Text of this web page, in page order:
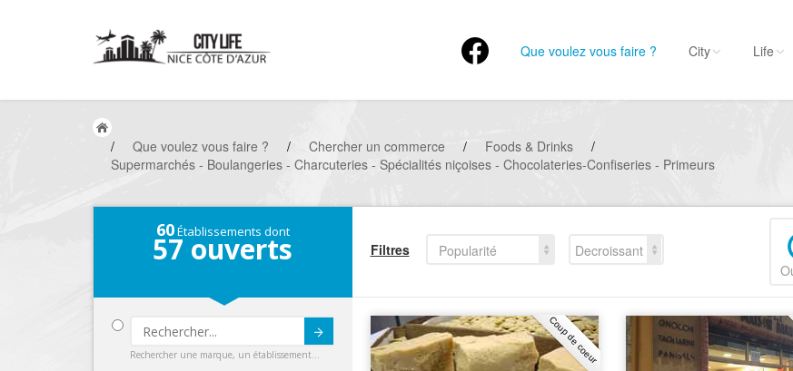
Que voulez vous faire ? City Life
/ Que voulez vous faire ? / Chercher un commerce / Foods & Drinks
/
Supermarchés - Boulangeries - Charcuteries - Spécialités niçoises - Chocolateries-Confiseries - Primeurs
60Établissements dont
57 ouverts
Rechercher une marque, un établissement...
Filtres Popularité
Decroissant
Coup de coeur